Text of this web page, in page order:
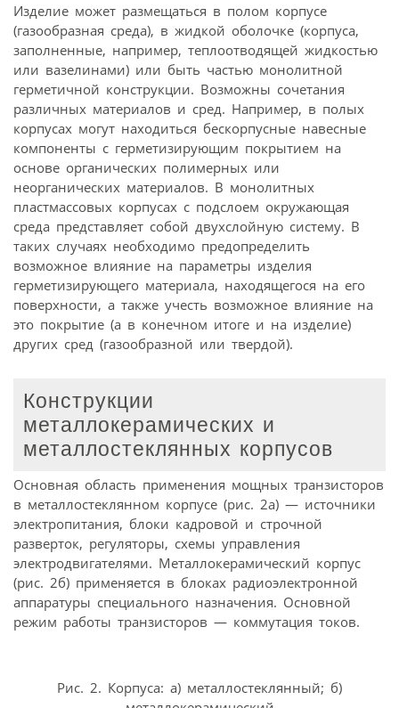
Изделие может размещаться в полом корпусе
(газообразная среда), в жидкой оболочке (корпуса,
заполненные, например, теплоотводящей жидкостью
или вазелинами) или быть частью монолитной
герметичной конструкции. Возможны сочетания
различных материалов и сред. Например, в полых
корпусах могут находиться бескорпусные навесные
компоненты с герметизирующим покрытием на
основе органических полимерных или
неорганических материалов. В монолитных
пластмассовых корпусах с подслоем окружающая
среда представляет собой двухслойную систему. В
таких случаях необходимо предопределить
возможное влияние на параметры изделия
герметизирующего материала, находящегося на его
поверхности, а также учесть возможное влияние на
это покрытие (а в конечном итоге и на изделие)
других сред (газообразной или твердой).
Конструкции
металлокерамических и
металлостеклянных корпусов
Основная область применения мощных транзисторов
в металлостеклянном корпусе (рис. 2а) — источники
электропитания, блоки кадровой и строчной
разверток, регуляторы, схемы управления
электродвигателями. Металлокерамический корпус
(рис. 2б) применяется в блоках радиоэлектронной
аппаратуры специального назначения. Основной
режим работы транзисторов — коммутация токов.
Рис. 2. Корпуса: а) металлостеклянный; б)